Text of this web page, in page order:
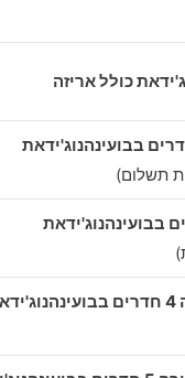
כולל אריזה
תשלום)